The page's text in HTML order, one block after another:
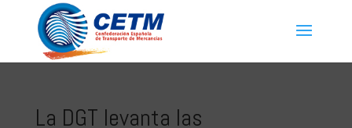
La DGT levanta las